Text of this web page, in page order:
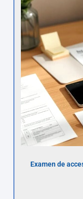
Examen de